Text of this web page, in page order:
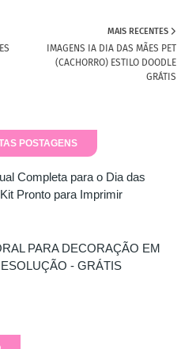
MAIS RECENTES
IMAGENS IA DIA DAS MÃES PET
(CACHORRO) ESTILO DOODLE
GRÁTIS
POSTAGENS
Completa para o Dia das
Pronto para Imprimir
PARA DECORAÇÃO EM
- GRÁTIS